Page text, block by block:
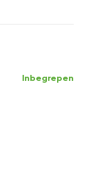
Inbegrepen